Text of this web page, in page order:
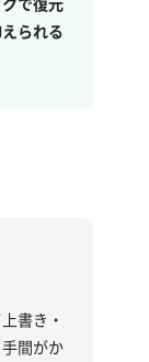
られる
書き・
間がか